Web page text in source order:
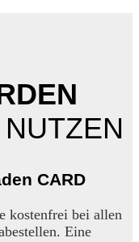
CARD
kostenfrei bei allen
Eine